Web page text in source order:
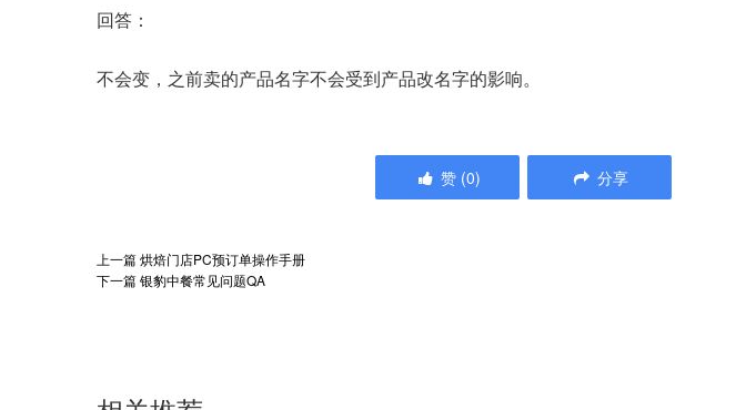
回答：
不会变，之前卖的产品名字不会受到产品改名字的影响。
赞 (0) 分享
上一篇烘焙门店PC预订单操作手册
下一篇银豹中餐常见问题QA